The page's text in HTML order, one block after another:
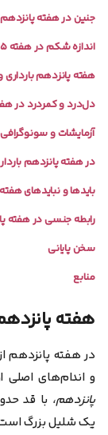
جنین در هفته
اندازه شکم در هفته ۱۵ بارداری
هفته پانزدهم
دل‌درد و کمردرد در هفته ۱۵
آزمایشات و
در هفته پانزدهم
بایدها و نبایدهای
رابطه جنسی در هفته
سخن پایانی
منابع
هفته
در هفته پانزدهم
و اندام‌های
پانزدهم،
یک شلیل بزرگ است.